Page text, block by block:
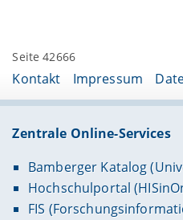
Seite 42666
Kontakt Impressum
Zentrale Online-Services
Bamberger Katalog
Hochschulportal
FIS